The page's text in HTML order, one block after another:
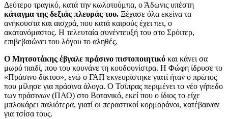
Δεύτερο τραγικό, κατά την κωλοτούμπα, ο Άδωνις υπέστη
κάταγμα της δεξιάς πλευράς του. Ξέχασε όλα εκείνα τα
ανήκουστα και αισχρά, που κατά καιρούς έχει πει, ο
ακατανόμαστος. Η τελευταία συνέντευξή του στο Σρόιτερ,
επιβεβαιώνει του λόγου το αληθές.
Ο Μητσοτάκης έβγαλε πράσινο πιστοποιητικό και κάνει σα
μωρό παιδί, που του κουνάνε τη κουδουνίστρα. Η Φώφη ίδρυσε το
«Πράσινο δίκτυο», ενώ ο ΓΑΠ εκνευρίστηκε γιατί ήταν ο πρώτος
που μίλησε για πράσινα άλογα. Ο Τσίπρας περιμένει το νέο γήπεδο
των πράσινων (ΠΑΟ) στο Βοτανικό, εκεί που ο ίδιος το είχε
μπλοκάρει παλιότερα, γιατί οι περαστικοί κορμοράνοι, κατέβαιναν
για τσίσα τους.